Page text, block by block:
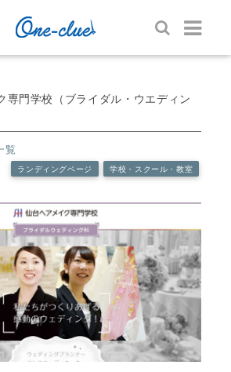
専門学校（ブライダル・ウエディン
覧
ランディングページ 学校・スクール・教室